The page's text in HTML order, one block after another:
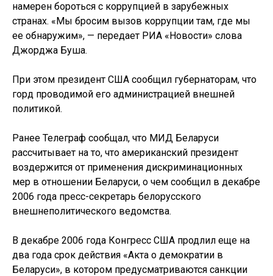
намерен бороться с коррупцией в зарубежных
странах. «Мы бросим вызов коррупции там, где мы
ее обнаружим», — передает РИА «Новости» слова
Джорджа Буша.
При этом президент США сообщил губернаторам, что
горд проводимой его администрацией внешней
политикой.
Ранее Телеграф сообщал, что МИД Беларуси
рассчитывает на то, что американский президент
воздержится от применения дискриминационных
мер в отношении Беларуси, о чем сообщил в декабре
2006 года пресс-секретарь белорусского
внешнеполитического ведомства.
В декабре 2006 года Конгресс США продлил еще на
два года срок действия «Акта о демократии в
Беларуси», в котором предусматриваются санкции